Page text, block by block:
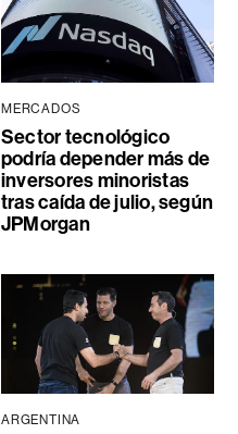
MERCADOS
Sector tecnológico
podría depender más de
inversores minoristas
tras caída de julio, según
JPMorgan
ARGENTINA